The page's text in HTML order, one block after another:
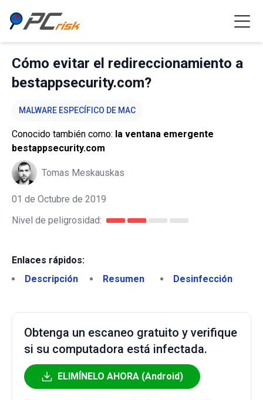
Cómo evitar el redireccionamiento a
bestappsecurity.com?
MALWARE ESPECÍFICO DE MAC
Conocido también como: la ventana emergente
bestappsecurity.com
Tomas Meskauskas
01 de Octubre de 2019
Nivel de peligrosidad:
Enlaces rápidos:
Descripción
Resumen Desinfección
Obtenga un escaneo gratuito y verifique
si su computadora está infectada.
ELIMÍNELO AHORA (Android)